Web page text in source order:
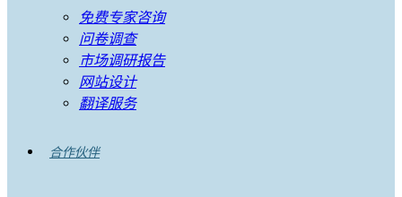
免费专家咨询
问卷调查
市场调研报告
网站设计
翻译服务
合作伙伴